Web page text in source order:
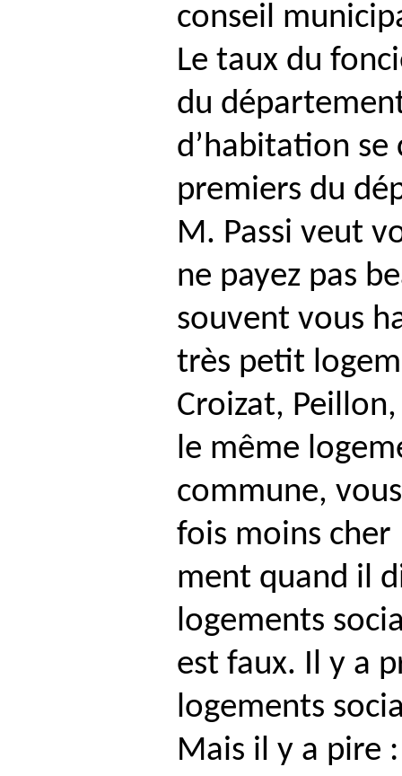
conseil
Le taux du
du
d’habitation se
premiers du
M. Passi veut
ne payez pas
souvent vous
très petit
Croizat, Peillon
le même
commune,
fois moins
ment quand il
logements
est faux. Il y a
logements
Mais il y a pire